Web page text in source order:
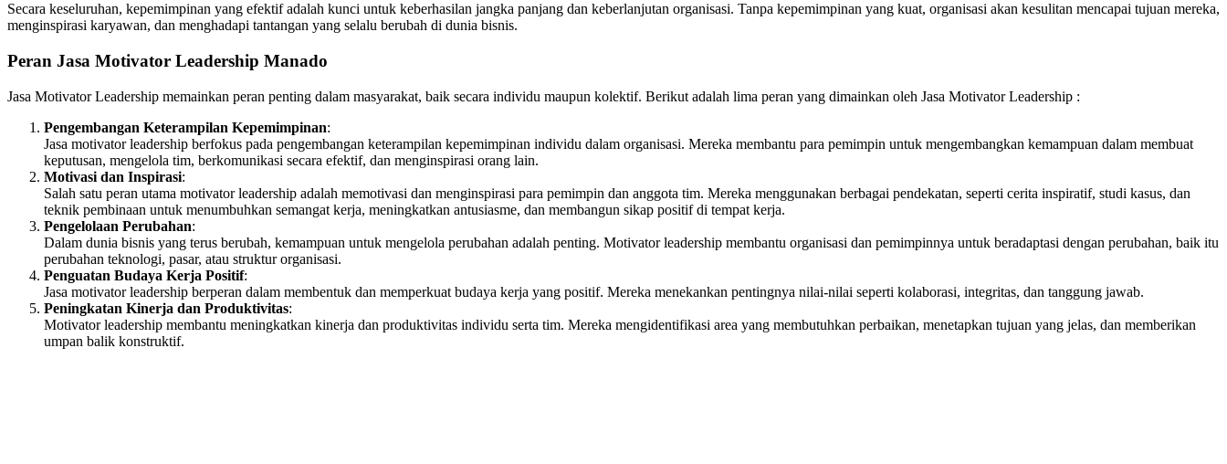
Secara keseluruhan, kepemimpinan yang efektif adalah kunci untuk keberhasilan jangka panjang dan keberlanjutan organisasi. Tanpa kepemimpinan yang kuat, organisasi akan kesulitan mencapai tujuan mereka,
menginspirasi karyawan, dan menghadapi tantangan yang selalu berubah di dunia bisnis.
Peran Jasa Motivator Leadership Manado
Jasa Motivator Leadership memainkan peran penting dalam masyarakat, baik secara individu maupun kolektif. Berikut adalah lima peran yang dimainkan oleh Jasa Motivator Leadership :
Pengembangan Keterampilan Kepemimpinan:
Jasa motivator leadership berfokus pada pengembangan keterampilan kepemimpinan individu dalam organisasi. Mereka membantu para pemimpin untuk mengembangkan kemampuan dalam membuat
keputusan, mengelola tim, berkomunikasi secara efektif, dan menginspirasi orang lain.
Motivasi dan Inspirasi:
Salah satu peran utama motivator leadership adalah memotivasi dan menginspirasi para pemimpin dan anggota tim. Mereka menggunakan berbagai pendekatan, seperti cerita inspiratif, studi kasus, dan
teknik pembinaan untuk menumbuhkan semangat kerja, meningkatkan antusiasme, dan membangun sikap positif di tempat kerja.
Pengelolaan Perubahan:
Dalam dunia bisnis yang terus berubah, kemampuan untuk mengelola perubahan adalah penting. Motivator leadership membantu organisasi dan pemimpinnya untuk beradaptasi dengan perubahan, baik itu
perubahan teknologi, pasar, atau struktur organisasi.
Penguatan Budaya Kerja Positif:
Jasa motivator leadership berperan dalam membentuk dan memperkuat budaya kerja yang positif. Mereka menekankan pentingnya nilai-nilai seperti kolaborasi, integritas, dan tanggung jawab.
Peningkatan Kinerja dan Produktivitas:
Motivator leadership membantu meningkatkan kinerja dan produktivitas individu serta tim. Mereka mengidentifikasi area yang membutuhkan perbaikan, menetapkan tujuan yang jelas, dan memberikan
umpan balik konstruktif.